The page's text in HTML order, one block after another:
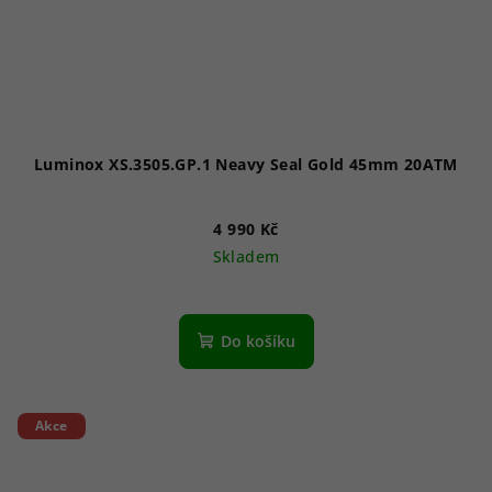
Luminox XS.3505.GP.1 Neavy Seal Gold 45mm 20ATM
4 990 Kč
Skladem
hodnocení
produktu
Do košíku
Akce